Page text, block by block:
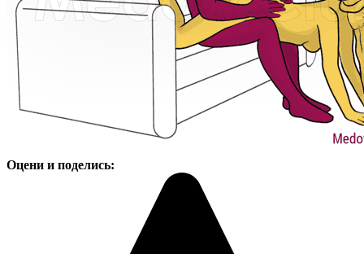
Оцени и поделись: